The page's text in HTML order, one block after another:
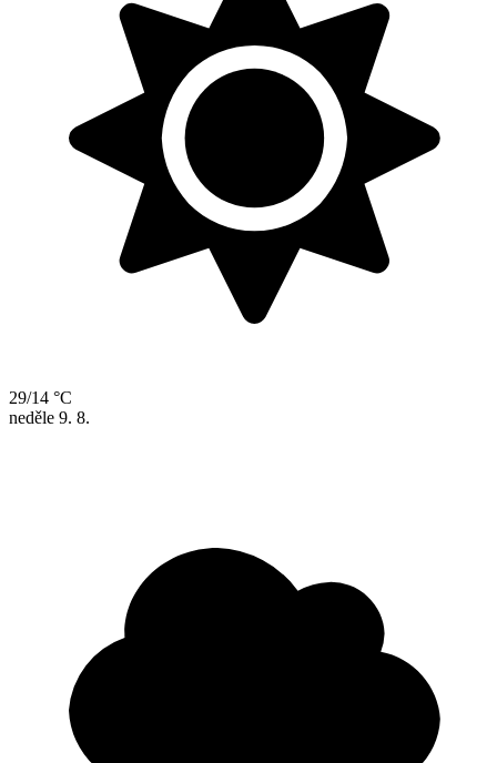
29/14 °C
neděle 9. 8.